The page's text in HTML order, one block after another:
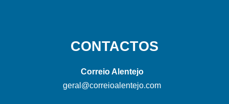
CONTACTOS
Correio Alentejo
geral@correioalentejo.com